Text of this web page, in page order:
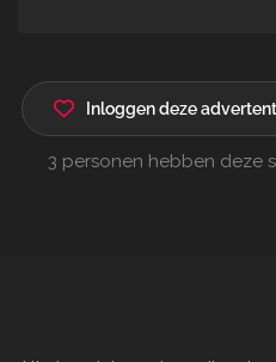
Inloggen deze
3 personen hebben deze